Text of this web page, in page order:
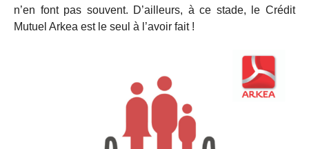
n’en font pas souvent. D’ailleurs, à ce stade, le Crédit
Mutuel Arkea est le seul à l’avoir fait !